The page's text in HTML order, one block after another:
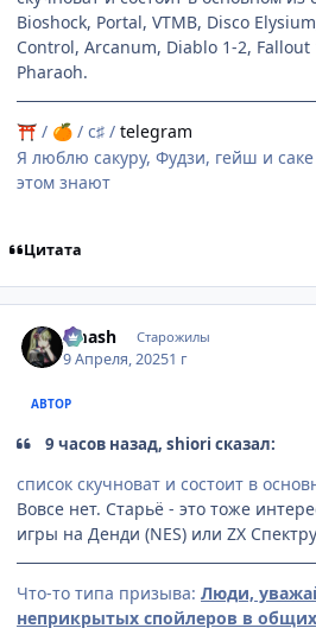
Bioshock, Portal, VTMB, Disco
Control, Arcanum, Diablo 1-2,
Pharaoh.
⛩ / 🍊 / c♯ / telegram
Я люблю сакуру, Фудзи, гейш и
этом знают
Цитата
smash Старожилы
9 Апреля, 20251 г
АВТОР
9 часов назад, shiоri сказал:
список скучноват и состоит в
Вовсе нет. Старьё - это тоже
игры на Денди (NES) или ZX
Что-то типа призыва: Люди,
неприкрытых спойлеров в